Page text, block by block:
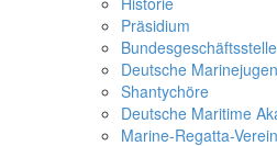
Präsidium
Bundesgeschäftsstelle
Deutsche
Shantychöre
Deutsche Maritime
Marine-Regatta-Verein